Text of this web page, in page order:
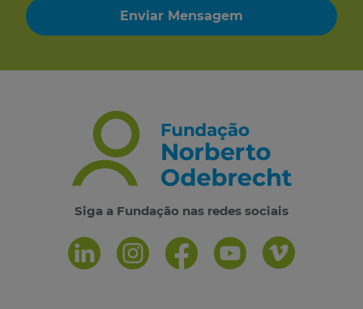
Siga a Fundação nas redes sociais